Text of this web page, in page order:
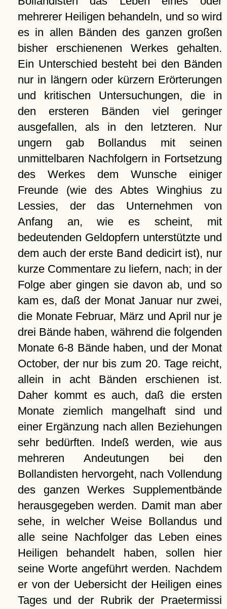
mehrerer Heiligen behandeln, und so wird
es in allen Bänden des ganzen großen
bisher erschienenen Werkes gehalten.
Ein Unterschied besteht bei den Bänden
nur in längern oder kürzern Erörterungen
und kritischen Untersuchungen, die in
den ersteren Bänden viel geringer
ausgefallen, als in den letzteren. Nur
ungern gab Bollandus mit seinen
unmittelbaren Nachfolgern in Fortsetzung
des Werkes dem Wunsche einiger
Freunde (wie des Abtes Winghius zu
Lessies, der das Unternehmen von
Anfang an, wie es scheint, mit
bedeutenden Geldopfern unterstützte und
dem auch der erste Band dedicirt ist), nur
kurze Commentare zu liefern, nach; in der
Folge aber gingen sie davon ab, und so
kam es, daß der Monat Januar nur zwei,
die Monate Februar, März und April nur je
drei Bände haben, während die folgenden
Monate 6-8 Bände haben, und der Monat
October, der nur bis zum 20. Tage reicht,
allein in acht Bänden erschienen ist.
Daher kommt es auch, daß die ersten
Monate ziemlich mangelhaft sind und
einer Ergänzung nach allen Beziehungen
sehr bedürften. Indeß werden, wie aus
mehreren Andeutungen bei den
Bollandisten hervorgeht, nach Vollendung
des ganzen Werkes Supplementbände
herausgegeben werden. Damit man aber
sehe, in welcher Weise Bollandus und
alle seine Nachfolger das Leben eines
Heiligen behandelt haben, sollen hier
seine Worte angeführt werden. Nachdem
er von der Uebersicht der Heiligen eines
Tages und der Rubrik der Praetermissi